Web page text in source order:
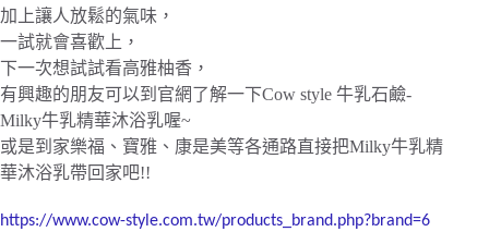
加上讓人放鬆的氣味，
一試就會喜歡上，
下一次想試試看高雅柚香，
有興趣的朋友可以到官網了解一下Cow style 牛乳石鹼-
Milky牛乳精華沐浴乳喔~
或是到家樂福、寶雅、康是美等各通路直接把Milky牛乳精
華沐浴乳帶回家吧!!
https://www.cow-style.com.tw/products_brand.php?brand=6